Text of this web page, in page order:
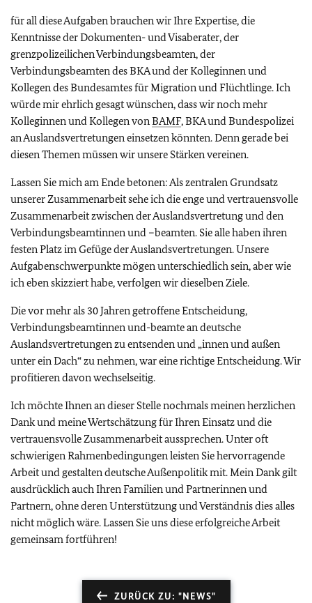
für all diese Aufgaben brauchen wir Ihre Expertise, die
Kenntnisse der Dokumenten- und Visaberater, der
grenzpolizeilichen Verbindungsbeamten, der
Verbindungsbeamten des BKA und der Kolleginnen und
Kollegen des Bundesamtes für Migration und Flüchtlinge. Ich
würde mir ehrlich gesagt wünschen, dass wir noch mehr
Kolleginnen und Kollegen vonBAMF, BKA und Bundespolizei
an Auslandsvertretungen einsetzen könnten. Denn gerade bei
diesen Themen müssen wir unsere Stärken vereinen.
Lassen Sie mich am Ende betonen: Als zentralen Grundsatz
unserer Zusammenarbeit sehe ich die enge und vertrauensvolle
Zusammenarbeit zwischen der Auslandsvertretung und den
Verbindungsbeamtinnen und –beamten. Sie alle haben ihren
festen Platz im Gefüge der Auslandsvertretungen. Unsere
Aufgabenschwerpunkte mögen unterschiedlich sein, aber wie
ich eben skizziert habe, verfolgen wir dieselben Ziele.
Die vor mehr als 30 Jahren getroffene Entscheidung,
Verbindungsbeamtinnen und-beamte an deutsche
Auslandsvertretungen zu entsenden und „innen und außen
unter ein Dach“ zu nehmen, war eine richtige Entscheidung. Wir
profitieren davon wechselseitig.
Ich möchte Ihnen an dieser Stelle nochmals meinen herzlichen
Dank und meine Wertschätzung für Ihren Einsatz und die
vertrauensvolle Zusammenarbeit aussprechen. Unter oft
schwierigen Rahmenbedingungen leisten Sie hervorragende
Arbeit und gestalten deutsche Außenpolitik mit. Mein Dank gilt
ausdrücklich auch Ihren Familien und Partnerinnen und
Partnern, ohne deren Unterstützung und Verständnis dies alles
nicht möglich wäre. Lassen Sie uns diese erfolgreiche Arbeit
gemeinsam fortführen!
ZURÜCK ZU: "NEWS"